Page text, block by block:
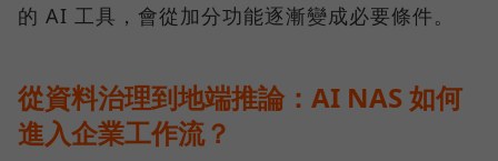
的 AI 工具，會從加分功能逐漸變成必要條件。
從資料治理到地端推論：AI NAS 如何
進入企業工作流？